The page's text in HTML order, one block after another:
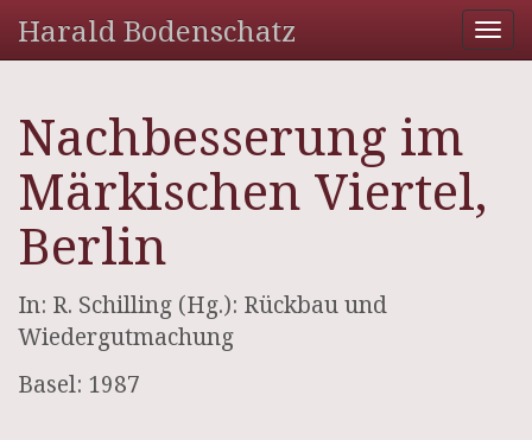
Harald Bodenschatz
Nachbesserung im
Märkischen Viertel,
Berlin
In: R. Schilling (Hg.): Rückbau und
Wiedergutmachung
Basel: 1987